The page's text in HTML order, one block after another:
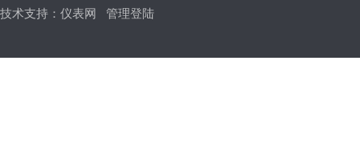
技术支持： 仪表网 管理登陆